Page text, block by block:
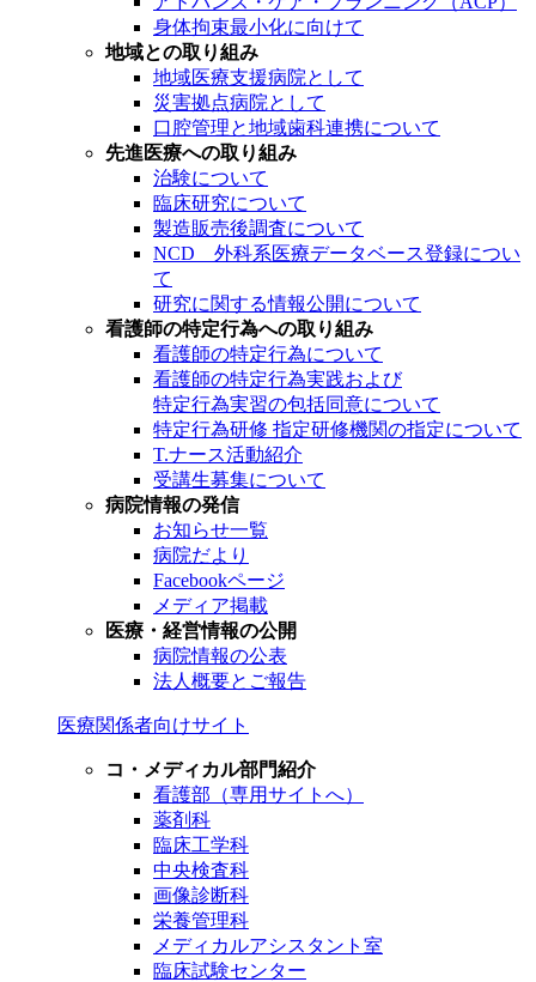
身体拘束最小化に向けて
地域との取り組み
地域医療支援病院として
災害拠点病院として
口腔管理と地域歯科連携について
先進医療への取り組み
治験について
臨床研究について
製造販売後調査について
NCD 外科系医療データベース登録につい
て
研究に関する情報公開について
看護師の特定行為への取り組み
看護師の特定行為について
看護師の特定行為実践および
特定行為実習の包括同意について
特定行為研修 指定研修機関の指定について
T.ナース活動紹介
受講生募集について
病院情報の発信
お知らせ一覧
病院だより
Facebookページ
メディア掲載
医療・経営情報の公開
病院情報の公表
法人概要とご報告
医療関係者向けサイト
コ・メディカル部門紹介
看護部（専用サイトへ）
薬剤科
臨床工学科
中央検査科
画像診断科
栄養管理科
メディカルアシスタント室
臨床試験センター